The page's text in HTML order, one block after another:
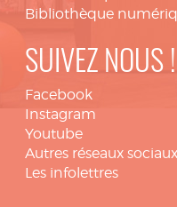
Bibliothèque
SUIVEZ NOUS !
Facebook
Instagram
Youtube
Autres réseaux
Les infolettres